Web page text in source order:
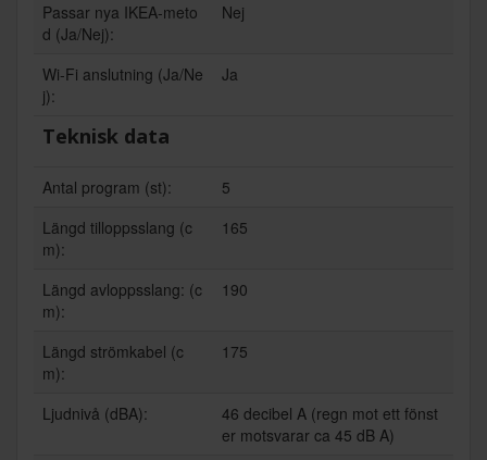
Passar nya IKEA-meto
d (Ja/Nej):
Nej
Wi-Fi anslutning (Ja/Ne
j):
Ja
Teknisk data
Antal program (st):
5
Längd tilloppsslang (c
m):
165
Längd avloppsslang: (c
m):
190
Längd strömkabel (c
m):
175
Ljudnivå (dBA):
46 decibel A (regn mot ett fönst
er motsvarar ca 45 dB A)